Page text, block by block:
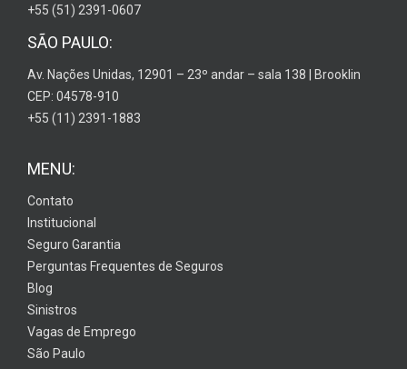
+55 (51) 2391-0607
SÃO PAULO:
Av. Nações Unidas, 12901 – 23º andar – sala 138 | Brooklin
CEP: 04578-910
+55 (11) 2391-1883
MENU:
Contato
Institucional
Seguro Garantia
Perguntas Frequentes de Seguros
Blog
Sinistros
Vagas de Emprego
São Paulo